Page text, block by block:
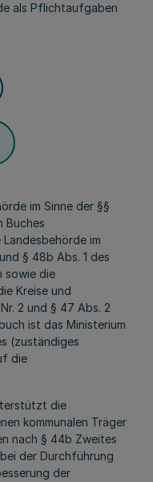
als Pflichtaufgaben
im Sinne der §§
Buches
im
§ 48b Abs. 1 des
sowie die
Kreise und
2 und § 47 Abs. 2
ist das Ministerium
(zuständiges
die
die
kommunalen Träger
nach § 44b Zweites
der Durchführung
der